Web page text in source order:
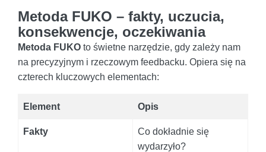
Metoda FUKO – fakty, uczucia,
konsekwencje, oczekiwania
Metoda FUKO to świetne narzędzie, gdy zależy nam
na precyzyjnym i rzeczowym feedbacku. Opiera się na
czterech kluczowych elementach:
Element Opis
Fakty
Co dokładnie się
wydarzyło?